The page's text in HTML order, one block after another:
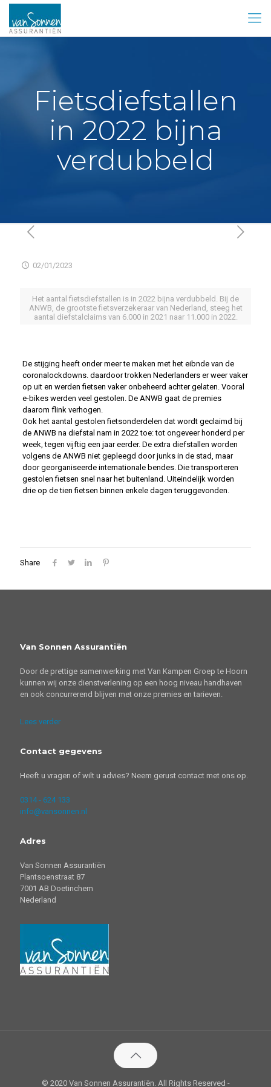
Fietsdiefstallen
in 2022 bijna
verdubbeld
02/01/2023
Het aantal fietsdiefstallen is in 2022 bijna verdubbeld. Bij de
ANWB, de grootste fietsverzekeraar van Nederland, steeg het
aantal diefstalclaims van 6.000 in 2021 naar 11.000 in 2022.
De stijging heeft onder meer te maken met het eibnde van de
coronalockdowns. daardoor trokken Nederlanders er weer vaker
op uit en werden fietsen vaker onbeheerd achter gelaten. Vooral
e-bikes werden veel gestolen. De ANWB gaat de premies
daarom flink verhogen.
Ook het aantal gestolen fietsonderdelen dat wordt geclaimd bij
de ANWB na diefstal nam in 2022 toe: tot ongeveer honderd per
week, tegen vijftig een jaar eerder. De extra diefstallen worden
volgens de ANWB niet gepleegd door junks in de stad, maar
door georganiseerde internationale bendes. Die transporteren
gestolen fietsen snel naar het buitenland. Uiteindelijk worden
drie op de tien fietsen binnen enkele dagen teruggevonden.
Share
Van Sonnen Assurantiën
Door de prettige samenwerking met Van Kampen Groep te Hoorn
kunnen wij onze dienstverlening op een hoog niveau handhaven
en ook concurrerend blijven met onze premies en tarieven.
Lees verder
Contact gegevens
Heeft u vragen of wilt u advies? Neem gerust contact met ons op.
0314 - 624 133
info@vansonnen.nl
Adres
Van Sonnen Assurantiën
Plantsoenstraat 87
7001 AB Doetinchem
Nederland
© 2020 Van Sonnen Assurantiën. All Rights Reserved -